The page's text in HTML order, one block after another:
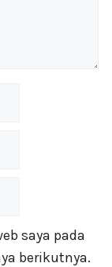
saya pada
berikutnya.